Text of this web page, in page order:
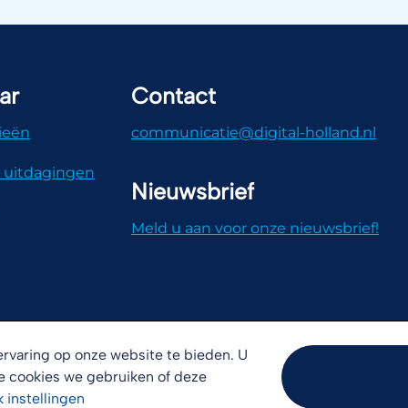
op onze website te bieden. U
cookies we gebruiken of deze
instellingen
uitdagingen
Contact
communicatie@digital-holland.nl
Nieuwsbrief
Meld u aan voor onze nieuwsbrief!